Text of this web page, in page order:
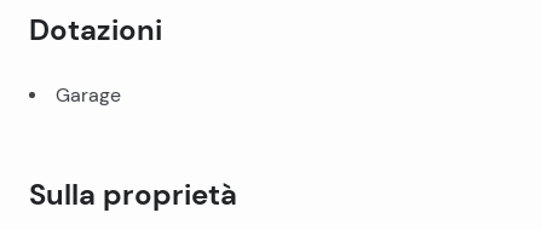
Dotazioni
Garage
Sulla proprietà